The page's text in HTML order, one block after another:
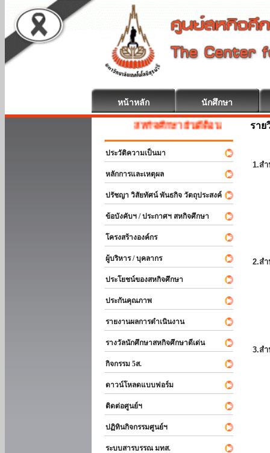
หน้าหลัก นักศึกษา
สหกิจศึกษา ยินดีต้อนรับ
ประวัติความเป็นมา
หลักการและเหตุผล
ปรัชญา วิสัยทัศน์ พันธกิจ วัตถุประสงค์
ข้อบังคับฯ / ประกาศฯ สหกิจศึกษา
โครงสร้างองค์กร
ผู้บริหาร / บุคลากร
ประโยชน์ของสหกิจศึกษา
ประกันคุณภาพ
รายงานผลการดำเนินงาน
รางวัลนักศึกษาสหกิจศึกษาดีเด่น
กิจกรรม 5ส.
ดาวน์โหลดแบบฟอร์ม
ติดต่อศูนย์ฯ
ปฏิทินกิจกรรมศูนย์ฯ
ระบบสารบรรณ มทส.
ราย
1.ส
2.ส
3.ส